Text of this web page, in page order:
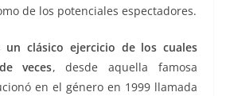
de los potenciales espectadores.
un clásico ejercicio de los cuales
veces, desde aquella famosa
en el género en 1999 llamada